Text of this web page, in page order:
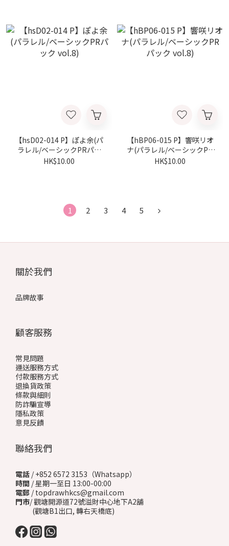
【hsD02-014 P】ぽよ余(パ
ラレル/ベーシックPRパッ
ク vol.8)
HK$10.00
【hBP06-015 P】響咲リオ
ナ(パラレル/ベーシックPR
パック vol.8)
HK$10.00
1 2 3 4 5
關於我們
品牌故事
顧客服務
常見問題
運送服務方式
付款服務方式
退換貨政策
條款與細則
防詐騙宣導
隱私政策
意見反饋
聯絡我們
電話 / +852 6572 3153（Whatsapp）
時間 / 星期一至日 13:00-00:00
電郵 / topdrawhkcs@gmail.com
門市/ 觀塘開源道72號溢財中心地下A2舖
(觀塘B1出口, 轉右天橋底)